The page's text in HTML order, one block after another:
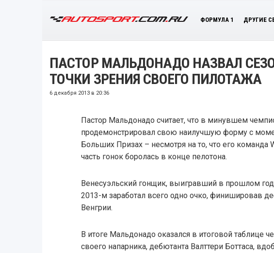
ФОРМУЛА 1 ДРУГИЕ
ПАСТОР МАЛЬДОНАДО НАЗВАЛ
ТОЧКИ ЗРЕНИЯ СВОЕГО ПИЛОТАЖА
6 декабря 2013 в 20:36
Пастор Мальдонадо считает, что в минувшем
продемонстрировал свою наилучшую форму с
Больших Призах – несмотря на то, что его
часть гонок боролась в конце пелотона.
Венесуэльский гонщик, выигравший в прошлом
2013-м заработал всего одно очко, финишировав
Венгрии.
В итоге Мальдонадо оказался в итоговой таблице
своего напарника, дебютанта Валттери Боттаса,